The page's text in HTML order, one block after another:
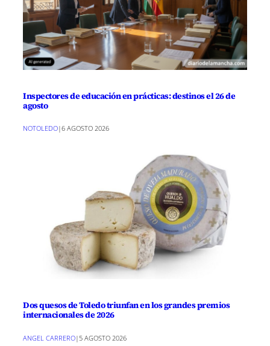
Inspectores de educación en prácticas: destinos el 26 de
agosto
NOTOLEDO|6 AGOSTO 2026
Dos quesos de Toledo triunfan en los grandes premios
internacionales de 2026
ANGEL CARRERO|5 AGOSTO 2026